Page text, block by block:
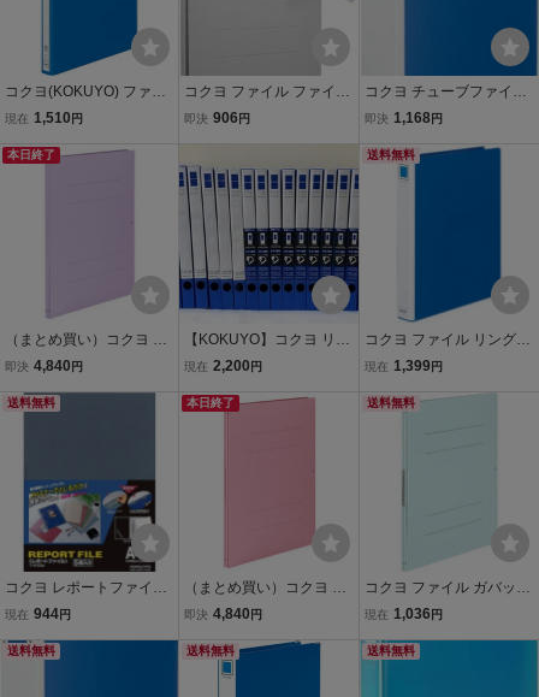
コクヨ(KOKUYO) ファイ
ル リングファイル A4縦
現在 1,510 円
コクヨ ファイル ファイル
ガバットファイル 活用タ
NM
即決 906 円
コクヨ チューブファイル
K2 両開き A4縦 青 K2フ-E
即決 1,168円
本日終了
（まとめ買い）コクヨ ガ
バットファイル ひもとじ
とじ表紙ひもなしタイプ
即決 4,840 円
【KOKUYO】コクヨ リン
グファイル 青 A4縦 背幅2
SED】
現在 2,200 円
送料無料
コクヨ ファイル リングフ
ァイル PP表紙 A4縦 青
現在 1,399円
送料無料
コクヨ レポートファイル
A4 青 5冊 フ-S100B
現在 944円
本日終了
（まとめ買い）コクヨ ガ
バットファイル ひもとじ
とじ表紙ひもなしタイプ
桃 フ-MB90P〔×10〕
即決 4,840 円
送料無料
コクヨ ファイル ガバット
ファイル ストロングタイ
容 青 フ-VS90B
現在 1,036 円
送料無料 送料無料 送料無料